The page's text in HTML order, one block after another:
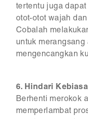
tertentu juga
otot-otot wajah
Cobalah
untuk
mengencangkan
6. Hindari
Berhenti merokok
memperlambat